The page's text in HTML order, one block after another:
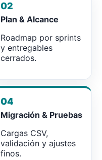
02
Plan & Alcance
Roadmap por sprints
y entregables
cerrados.
04
Migración & Pruebas
Cargas CSV,
validación y ajustes
finos.